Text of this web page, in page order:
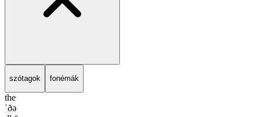
szótagok fonémák
the
ˈðə